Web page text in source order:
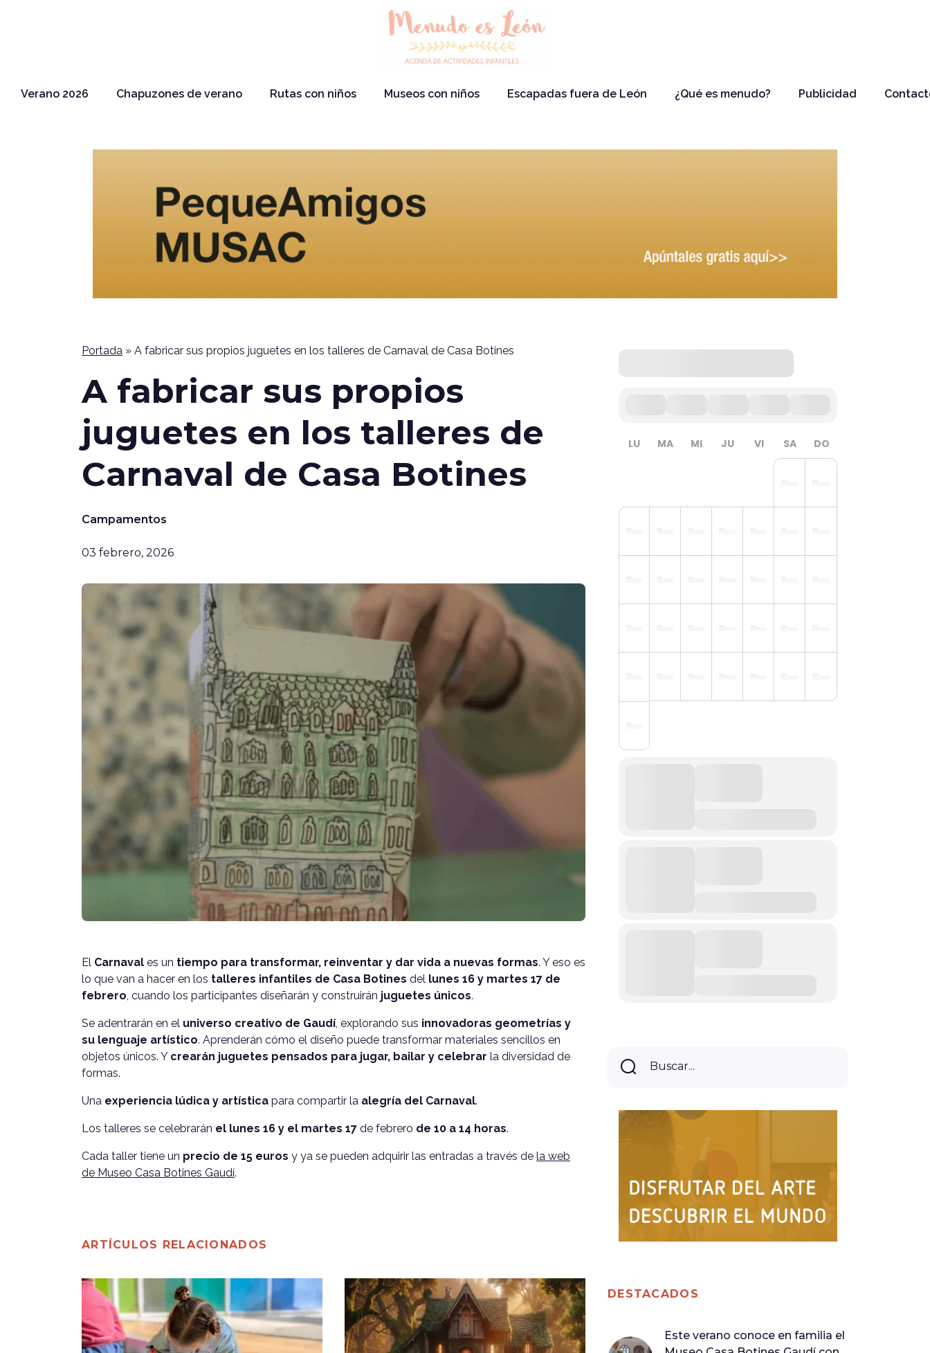
Verano 2026 Chapuzones de verano Rutas con niños Museos con niños Escapadas fuera de León ¿Qué es menudo? Publicidad
Portada » A fabricar sus propios juguetes en los talleres de Carnaval de Casa Botines
A fabricar sus propios
juguetes en los talleres de
Carnaval de Casa Botines
Campamentos
03 febrero, 2026
El Carnaval es un tiempo para transformar, reinventar y dar vida a nuevas formas. Y eso es
lo que van a hacer en los talleres infantiles de Casa Botines del lunes 16 y martes 17 de
febrero, cuando los participantes diseñarán y construirán juguetes únicos.
Se adentrarán en el universo creativo de Gaudí, explorando sus innovadoras geometrías y
su lenguaje artístico. Aprenderán cómo el diseño puede transformar materiales sencillos en
objetos únicos. Y crearán juguetes pensados para jugar, bailar y celebrar la diversidad de
formas.
Una experiencia lúdica y artística para compartir la alegría del Carnaval.
Los talleres se celebrarán el lunes 16 y el martes 17 de febrero de 10 a 14 horas.
Cada taller tiene un precio de 15 euros y ya se pueden adquirir las entradas a través de la web
de Museo Casa Botines Gaudí.
ARTÍCULOS RELACIONADOS
LU MA MI JU VI SA DO
Buscar...
Buscar
DESTACADOS
Este verano conoce en familia el